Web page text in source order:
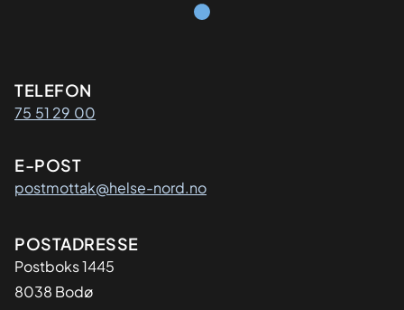
Kontaktinformasjon
TELEFON
75 51 29 00
E-POST
postmottak@helse-nord.no
Adresse
POSTADRESSE
Postboks 1445
8038 Bodø